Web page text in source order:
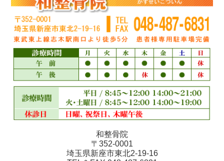
和整骨院
〒352‐0001
埼玉県新座市東北2-19-16